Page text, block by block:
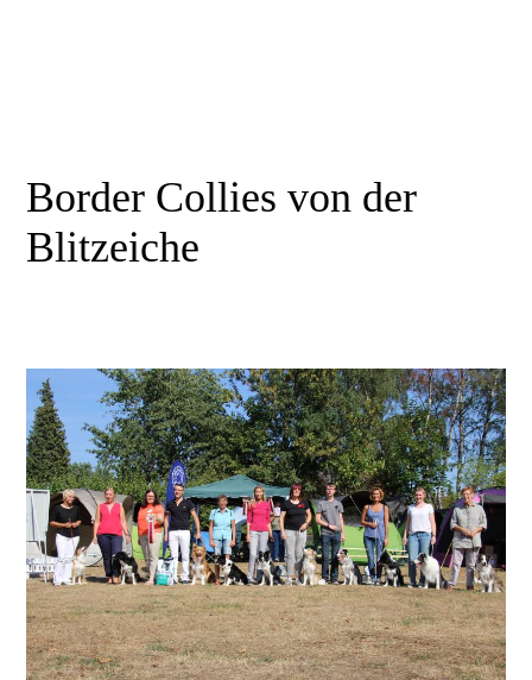
Border Collies von der
Blitzeiche